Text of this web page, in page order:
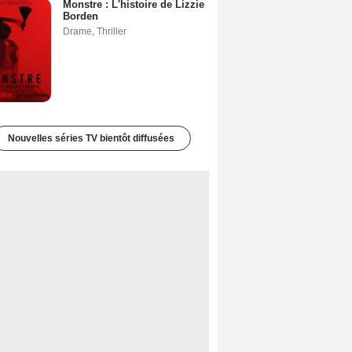
Monstre : L'histoire de Lizzie
Borden
Drame Thriller
Nouvelles séries TV bientôt diffusées